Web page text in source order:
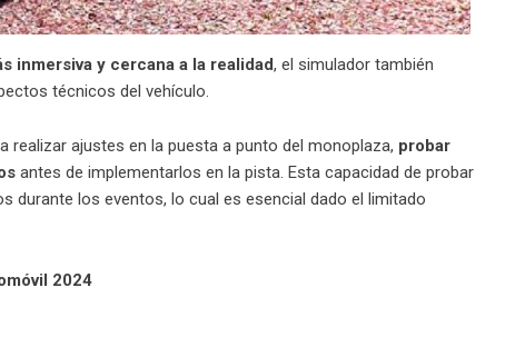
inmersiva y cercana a la realidad, el simulador también
técnicos del vehículo.
realizar ajustes en la puesta a punto del monoplaza, probar
antes de implementarlos en la pista. Esta capacidad de probar
durante los eventos, lo cual es esencial dado el limitado
2024